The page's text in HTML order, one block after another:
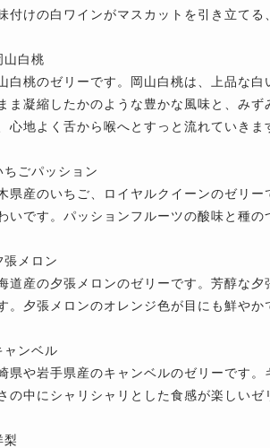
付けの白ワインがマスカットを引き立てる
山白桃
白桃のゼリーです。岡山白桃は、上品な
ま凝縮したかのような豊かな風味と、み
心地よく舌から喉へとすっと流れていきま
ちごパッション
県産のいちご、ロイヤルクイーンのゼリ
いです。パッションフルーツの酸味と種
張メロン
道産の夕張メロンのゼリーです。芳醇な
。夕張メロンのオレンジ色が目にも鮮やか
ャンベル
県や岩手県産のキャンベルのゼリーです
の中にシャリシャリとした食感が楽しいゼ
梨